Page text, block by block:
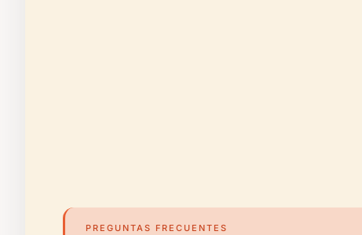
PREGUNTAS FRECUENTES